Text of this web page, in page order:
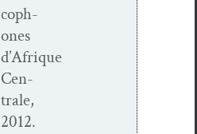
coph­
o­nes
d’Afrique
Cen­
trale,
2012.